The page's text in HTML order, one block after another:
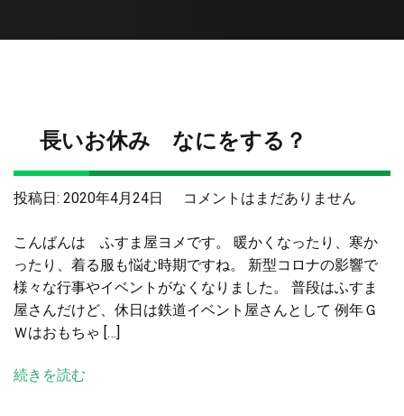
長いお休み なにをする？
投稿日: 2020年4月24日
長
お
休
み
な
コメントはまだありません
こんばんは ふすま屋ヨメです。 暖かくなったり、寒か
ったり、着る服も悩む時期ですね。 新型コロナの影響で
様々な行事やイベントがなくなりました。 普段はふすま
屋さんだけど、休日は鉄道イベント屋さんとして 例年Ｇ
Ｗはおもちゃ […]
続きを読む